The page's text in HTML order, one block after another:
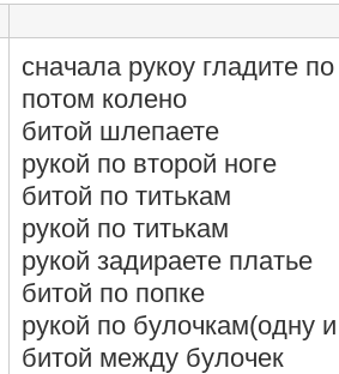
сначала рукоу гладите
потом колено
битой шлепаете
рукой по второй ноге
битой по титькам
рукой по титькам
рукой задираете платье
битой по попке
рукой по булочкам(одну
битой между булочек